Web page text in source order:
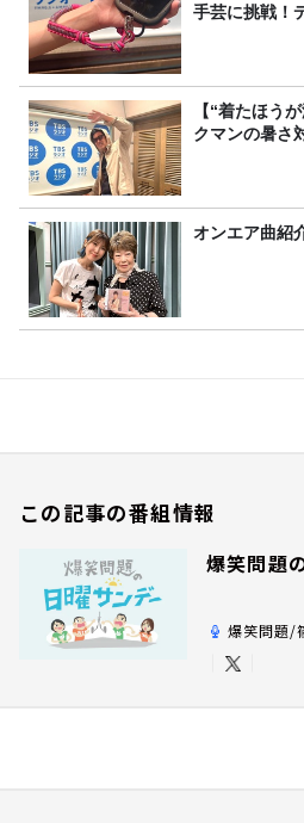
手芸に挑戦！
【“着たほう
クマンの暑さ
オンエア曲紹
この記事の番組情報
爆笑問題
爆笑問題/